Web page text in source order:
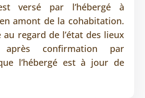
versé par l’hébergé à
amont de la cohabitation.
regard de l’état des lieux
confirmation par
l’hébergé est à jour de